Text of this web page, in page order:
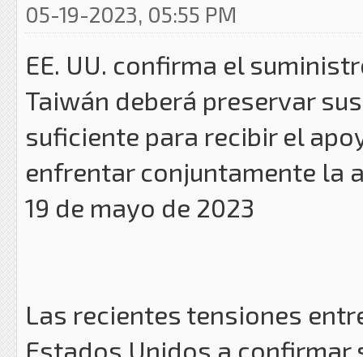
05-19-2023, 05:55 PM
EE. UU. confirma el
Taiwán deberá preservar
suficiente para recibir el
enfrentar conjuntamente la
19 de mayo de 2023
Las recientes tensiones
Estados Unidos a